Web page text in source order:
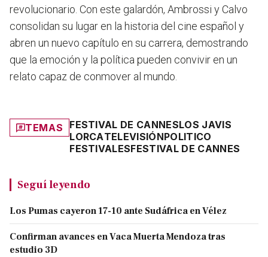
revolucionario. Con este galardón, Ambrossi y Calvo
consolidan su lugar en la historia del cine español y
abren un nuevo capítulo en su carrera, demostrando
que la emoción y la política pueden convivir en un
relato capaz de conmover al mundo.
TEMAS FESTIVAL DE CANNESLOS JAVIS
LORCATELEVISIÓNPOLITICO
FESTIVALESFESTIVAL DE CANNES
Seguí leyendo
Los Pumas cayeron 17-10 ante Sudáfrica en Vélez
Confirman avances en Vaca Muerta Mendoza tras
estudio 3D